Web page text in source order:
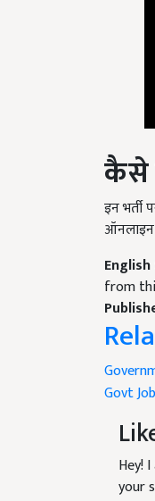
कैसे
इन
from
Govt
Hey!
your